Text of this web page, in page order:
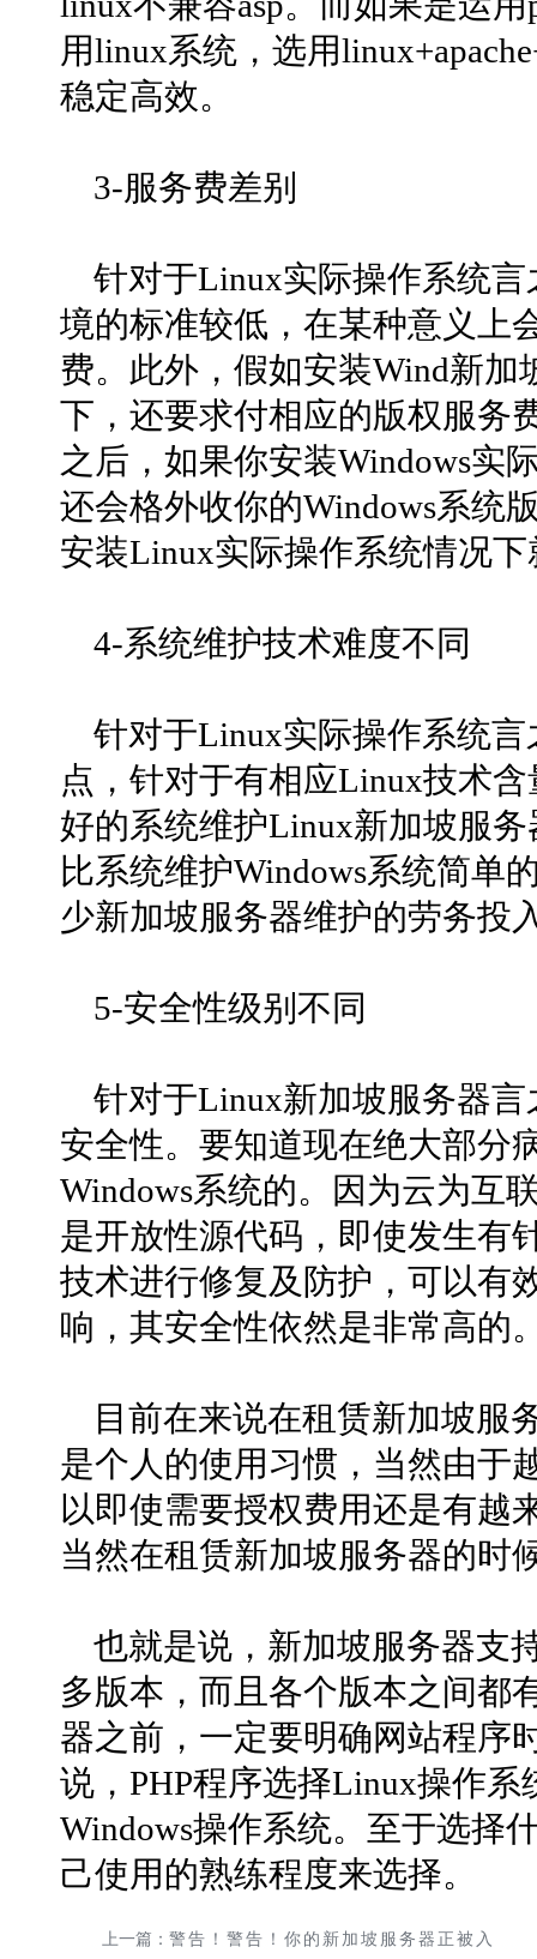
用linux系统，选用
稳定高效。
3-服务费差别
针对于Linux实际操作系统
境的标准较低，在某种意义上
费。此外，假如安装Wind新加
下，还要求付相应的版权服务
之后，如果你安装Windows实
还会格外收你的Windows系统
安装Linux实际操作系统情况
4-系统维护技术难度不同
针对于Linux实际操作系统
点，针对于有相应Linux技术
好的系统维护Linux新加坡服
比系统维护Windows系统简单
少新加坡服务器维护的劳务投
5-安全性级别不同
针对于Linux新加坡服务器
安全性。要知道现在绝大部分
Windows系统的。因为云为互
是开放性源代码，即使发生有
技术进行修复及防护，可以有
响，其安全性依然是非常高的
目前在来说在租赁新加坡服
是个人的使用习惯，当然由于
以即使需要授权费用还是有越
当然在租赁新加坡服务器的时
也就是说，新加坡服务器支
多版本，而且各个版本之间都
器之前，一定要明确网站程序
说，PHP程序选择Linux操作系
Windows操作系统。至于选择
己使用的熟练程度来选择。
上一篇： 警告！警告！你的新加坡服务器正被入